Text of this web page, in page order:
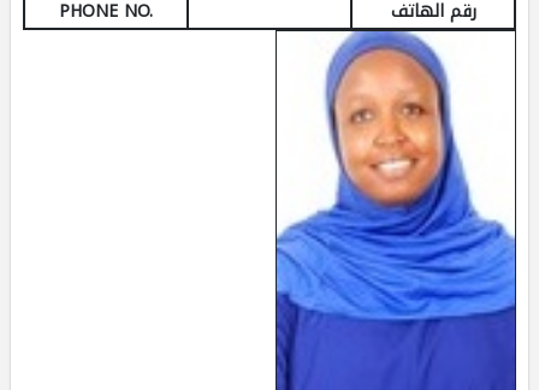
رقم الهاتف PHONE NO.